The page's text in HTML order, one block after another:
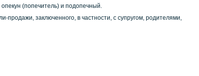
(попечитель) и подопечный.
заключенного, в частности, с супругом, родителями,